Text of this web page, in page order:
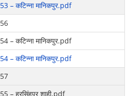
53 – कटिन्ना मानिकपुर.pdf
56
54 – कटिन्ना मानिकपुर.pdf
54 – कटिन्ना मानिकपुर.pdf
57
55 – हरसिंहपुर शाही.pdf